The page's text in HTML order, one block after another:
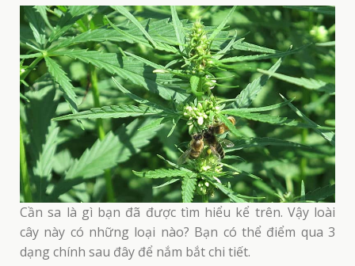
Cần sa là gì bạn đã được tìm hiểu kể trên. Vậy loài
cây này có những loại nào? Bạn có thể điểm qua 3
dạng chính sau đây để nắm bắt chi tiết.